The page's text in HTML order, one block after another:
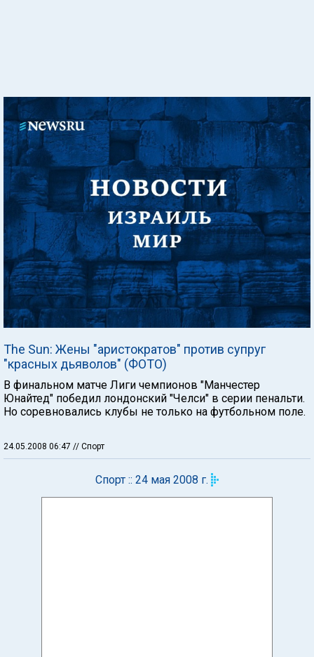
The Sun: Жены "аристократов" против супруг
"красных дьяволов" (ФОТО)
В финальном матче Лиги чемпионов "Манчестер
Юнайтед" победил лондонский "Челси" в серии пенальти.
Но соревновались клубы не только на футбольном поле.
24.05.2008 06:47 // Спорт
Спорт :: 24 мая 2008 г.